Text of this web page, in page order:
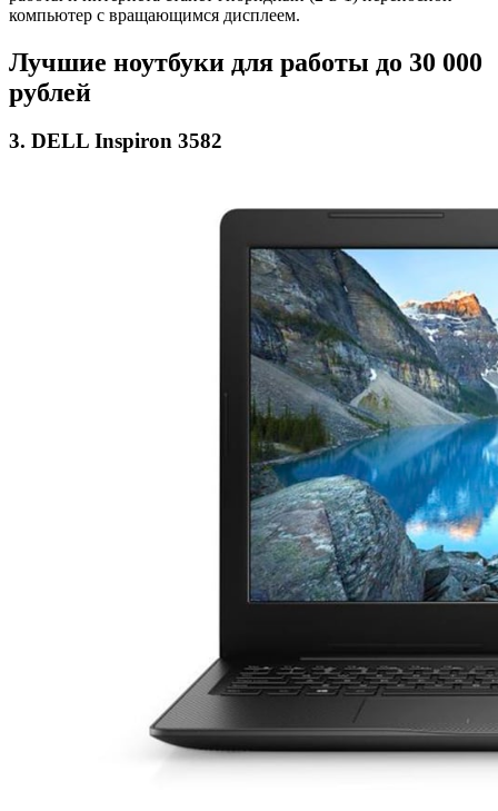
компьютер с вращающимся дисплеем.
Лучшие ноутбуки для работы до 30 000
рублей
3. DELL Inspiron 3582